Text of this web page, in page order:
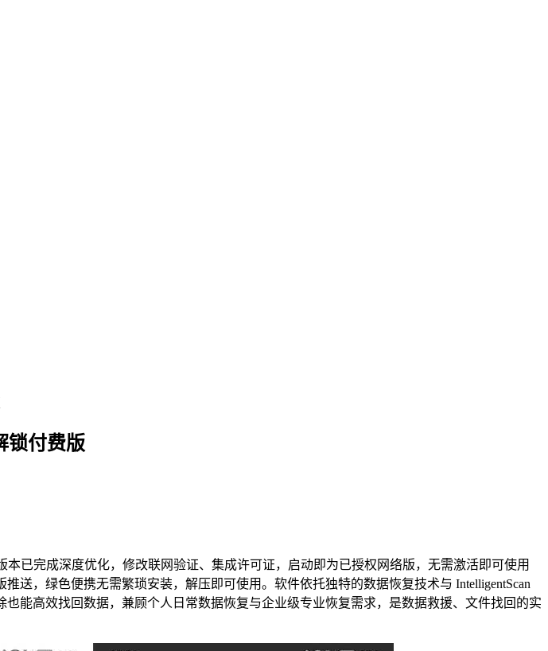
锁付费版
已完成深度优化，修改联网验证、集成许可证，启动即为已授权网络版，无需激活即可使用
送，绿色便携无需繁琐安装，解压即可使用。软件依托独特的数据恢复技术与 IntelligentScan
能高效找回数据，兼顾个人日常数据恢复与企业级专业恢复需求，是数据救援、文件找回的实